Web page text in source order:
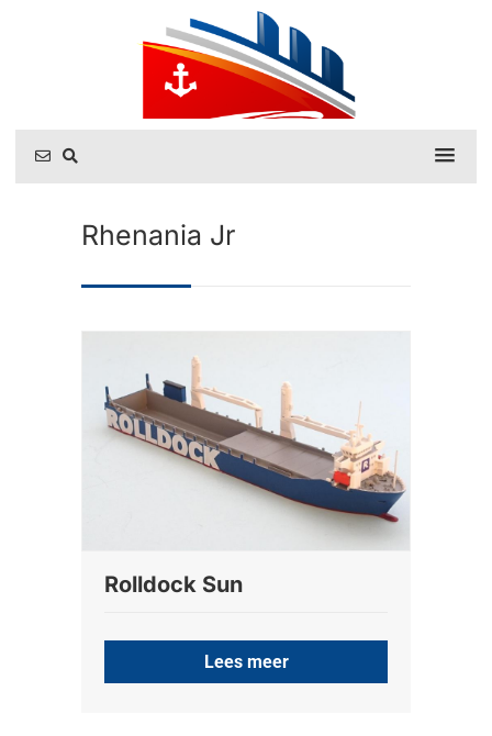
Rhenania Jr
Rolldock Sun
Lees meer